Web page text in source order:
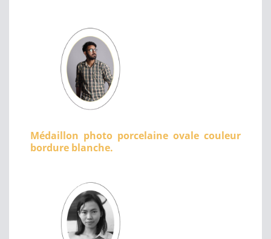
Médaillon photo porcelaine ovale couleur
bordure blanche.